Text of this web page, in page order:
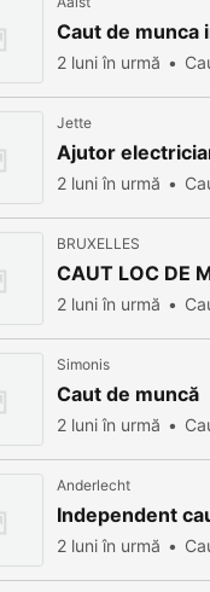
Caut de munca
2 luni în urmă
Jette
Ajutor
2 luni în urmă
BRUXELLES
CAUT LOC DE
2 luni în urmă
Simonis
Caut de muncă
2 luni în urmă
Anderlecht
Independent
2 luni în urmă